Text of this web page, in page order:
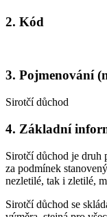
2. Kód
3. Pojmenování
Sirotčí důchod
4. Základní
Sirotčí důchod je druh
za podmínek
nezletilé, tak i zletilé,
Sirotčí důchod se